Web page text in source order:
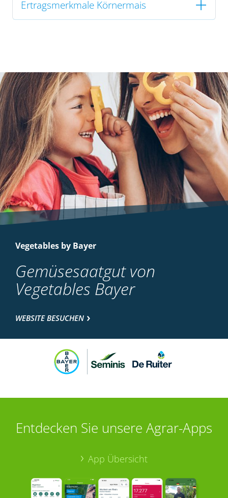
Ertragsmerkmale Körnermais
Vegetables by Bayer
Gemüsesaatgut von
Vegetables Bayer
WEBSITE BESUCHEN
Entdecken Sie unsere Agrar-Apps
App Übersicht